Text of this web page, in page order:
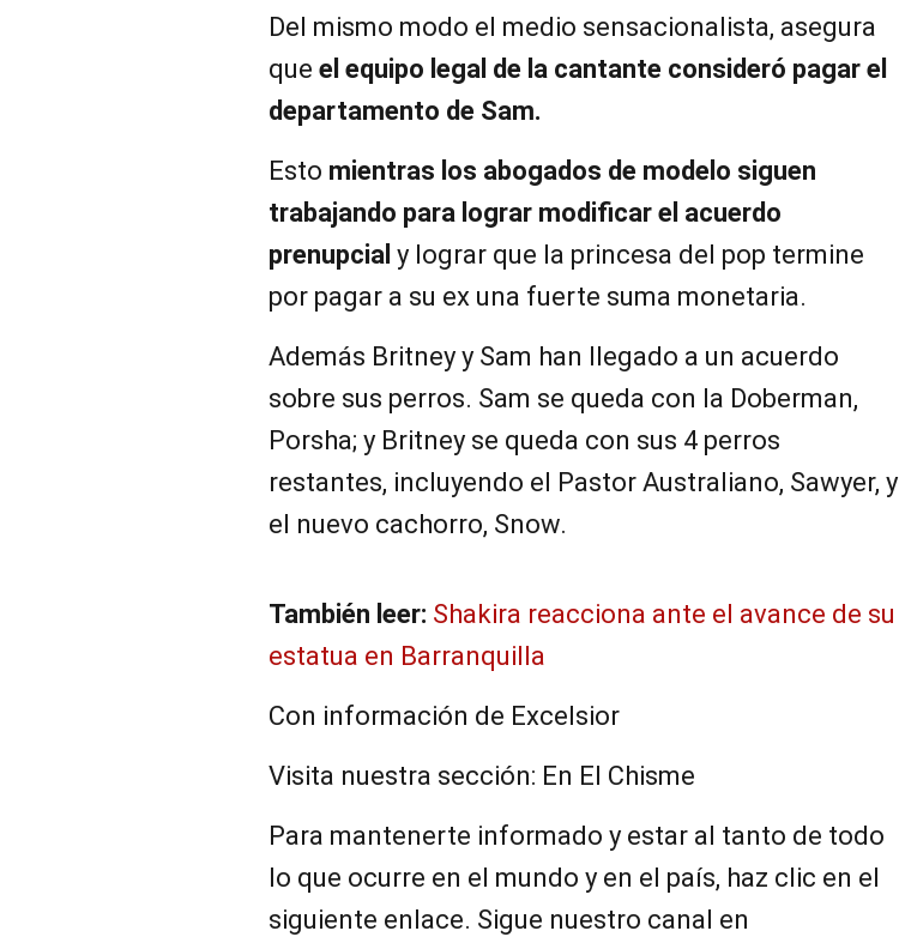
Del mismo modo el medio sensacionalista, asegura
que el equipo legal de la cantante consideró pagar el
departamento de Sam.
Esto mientras los abogados de modelo siguen
trabajando para lograr modificar el acuerdo
prenupcial y lograr que la princesa del pop termine
por pagar a su ex una fuerte suma monetaria.
Además Britney y Sam han llegado a un acuerdo
sobre sus perros. Sam se queda con la Doberman,
Porsha; y Britney se queda con sus 4 perros
restantes, incluyendo el Pastor Australiano, Sawyer, y
el nuevo cachorro, Snow.
También leer: Shakira reacciona ante el avance de su
estatua en Barranquilla
Con información de Excelsior
Visita nuestra sección: En El Chisme
Para mantenerte informado y estar al tanto de todo
lo que ocurre en el mundo y en el país, haz clic en el
siguiente enlace. Sigue nuestro canal en